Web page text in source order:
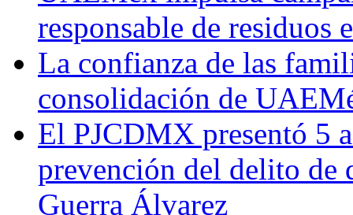
responsable de residuos
La confianza de las
consolidación de
El PJCDMX presentó 5
prevención del delito de
Guerra Álvarez